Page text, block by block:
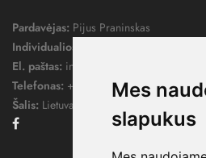
Mes
slapukus
Pardavėjas: Pijus Praninskas
Individualios veiklos pažymos nr.:
El. paštas: info@dressify.lt
Telefonas: +370 676 78578
Šalis: Lietuva